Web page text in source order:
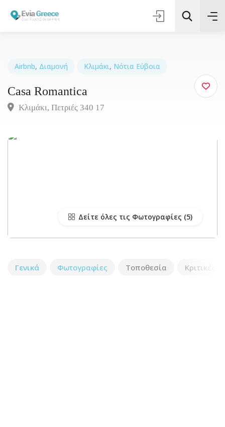
Τοποθεσία
Airbnb, Διαμονή Κλιμάκι, Νότια Εύβοια
Casa Romantica
Κλιμάκι, Πετριές 340 17
Δείτε όλες τις Φωτογραφίες
Γενικά Φωτογραφίες Τοποθεσία Κριτικές